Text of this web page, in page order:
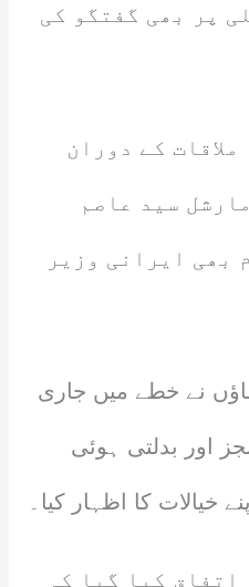
پر بھی گفتگو کی
کے دوران
سید عاصم
بھی ایرانی وزیر
نے خطے میں جاری
اور بدلتی ہوئی
خیالات کا اظہار کیا۔
اتفاق کیا گیا کہ